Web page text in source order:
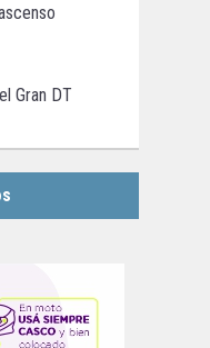
Gran DT